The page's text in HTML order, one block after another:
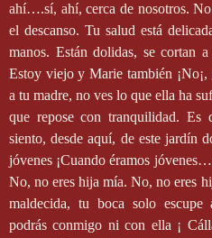
ahí….sí, ahí, cerca de nosotros.
el descanso. Tu salud está
manos. Están dolidas, se cortan
Estoy viejo y Marie también ¡No¡,
a tu madre, no ves lo que ella ha
que repose con tranquilidad.
siento, desde aquí, de este jardín
jóvenes ¡Cuando éramos
No, no eres hija mía. No, no eres
maldecida, tu boca solo escupe
podrás conmigo ni con ella ¡